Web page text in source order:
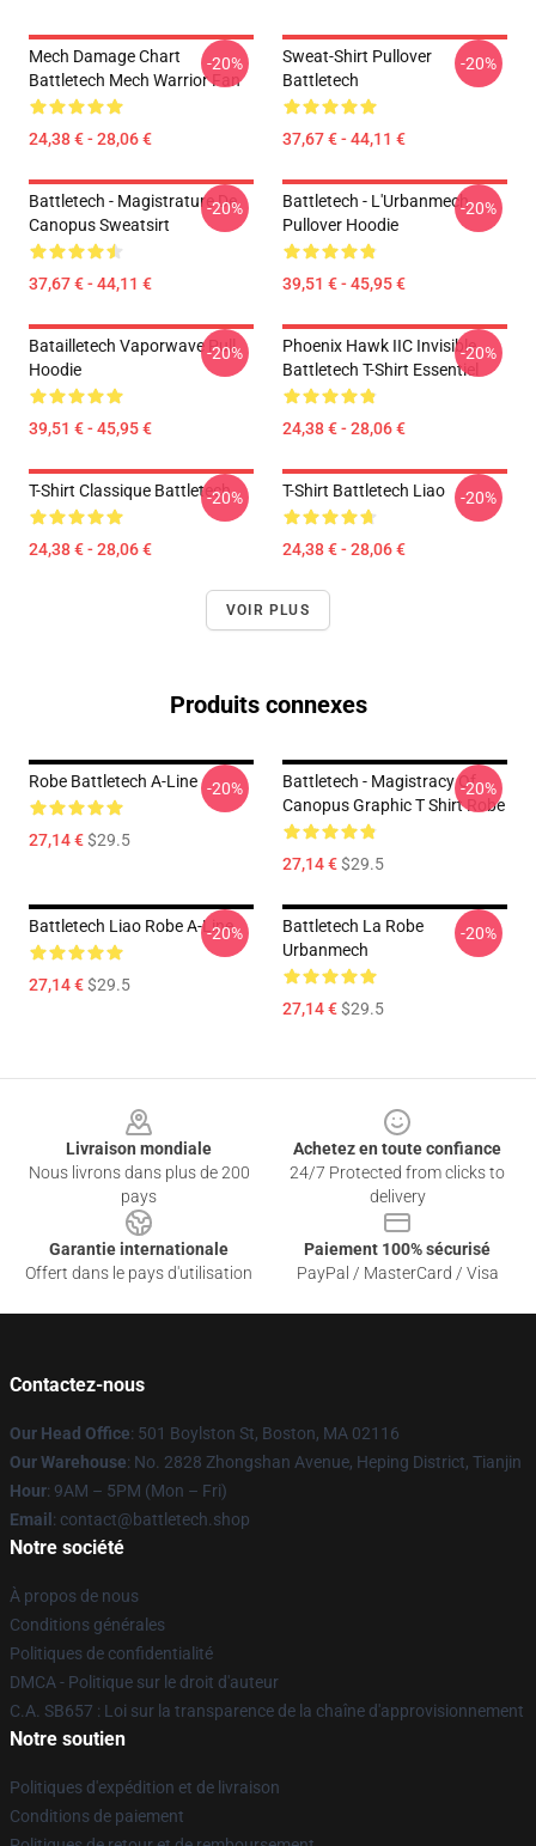
Mech Damage Chart
Battletech Mech Warrior Fan
24,38 € - 28,06 €
-20%
Sweat-Shirt Pullover
Battletech
37,67 € - 44,11 €
-20%
Battletech - Magistrature De
Canopus Sweatsirt
37,67 € - 44,11 €
-20%
Battletech - L'Urbanmech
Pullover Hoodie
39,51 € - 45,95 €
-20%
Batailletech Vaporwave Pull
Hoodie
39,51 € - 45,95 €
-20%
Phoenix Hawk IIC Invisible
Battletech T-Shirt Essentiel
24,38 € - 28,06 €
-20%
T-Shirt Classique Battletech
24,38 € - 28,06 €
-20% T-Shirt Battletech Liao
24,38 € - 28,06 €
-20%
VOIR PLUS
Produits connexes
Robe Battletech A-Line
27,14 €$29.5
-20%
Battletech - Magistracy Of
Canopus Graphic T Shirt Robe
27,14 €$29.5
-20%
Battletech Liao Robe A-Line
27,14 €$29.5
-20%
Battletech La Robe
Urbanmech
27,14 €$29.5
-20%
Livraison mondiale
Nous livrons dans plus de 200
pays
Achetez en toute confiance
24/7 Protected from clicks to
delivery
Garantie internationale
Offert dans le pays d'utilisation
Paiement 100% sécurisé
PayPal / MasterCard / Visa
Contactez-nous
Our Head Office: 501 Boylston St, Boston, MA 02116
Our Warehouse: No. 2828 Zhongshan Avenue, Heping District, Tianjin
Hour: 9AM – 5PM (Mon – Fri)
Email : contact@battletech.shop
Notre société
À propos de nous
Conditions générales
Politiques de confidentialité
DMCA - Politique sur le droit d'auteur
C.A. SB657 : Loi sur la transparence de la chaîne d'approvisionnement
Notre soutien
Politiques d'expédition et de livraison
Conditions de paiement